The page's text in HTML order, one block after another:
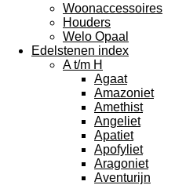
Woonaccessoires
Houders
Welo Opaal
Edelstenen index
A t/m H
Agaat
Amazoniet
Amethist
Angeliet
Apatiet
Apofyliet
Aragoniet
Aventurijn